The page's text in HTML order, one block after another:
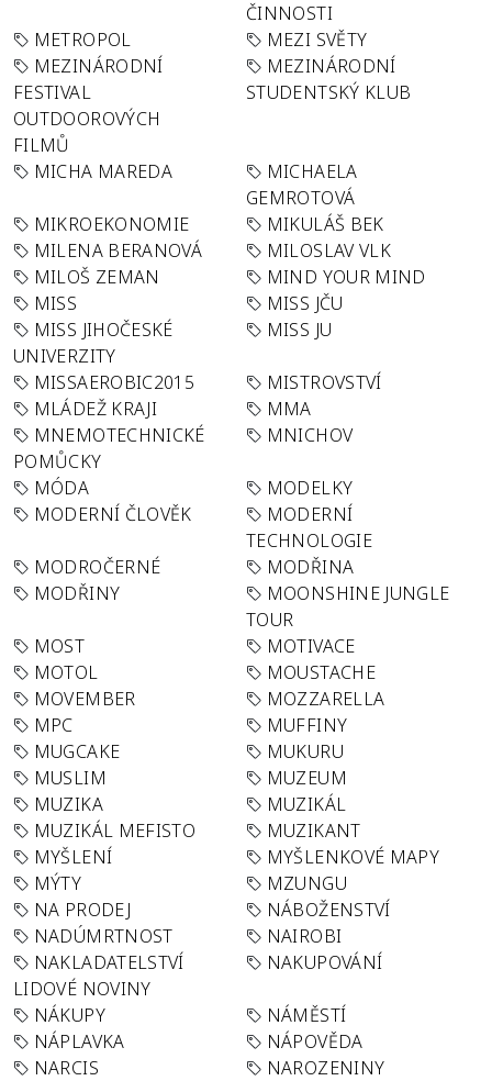
ČINNOSTI
METROPOL
MEZI SVĚTY
MEZINÁRODNÍ
FESTIVAL
OUTDOOROVÝCH
FILMŮ
MEZINÁRODNÍ
STUDENTSKÝ KLUB
MICHA MAREDA
MICHAELA
GEMROTOVÁ
MIKROEKONOMIE
MIKULÁŠ BEK
MILENA BERANOVÁ
MILOSLAV VLK
MILOŠ ZEMAN
MIND YOUR MIND
MISS
MISS JČU
MISS JIHOČESKÉ
UNIVERZITY
MISS JU
MISSAEROBIC2015
MISTROVSTVÍ
MLÁDEŽ KRAJI
MMA
MNEMOTECHNICKÉ
POMŮCKY
MNICHOV
MÓDA
MODELKY
MODERNÍ ČLOVĚK
MODERNÍ
TECHNOLOGIE
MODROČERNÉ
MODŘINA
MODŘINY
MOONSHINE JUNGLE
TOUR
MOST
MOTIVACE
MOTOL
MOUSTACHE
MOVEMBER
MOZZARELLA
MPC
MUFFINY
MUGCAKE
MUKURU
MUSLIM
MUZEUM
MUZIKA
MUZIKÁL
MUZIKÁL MEFISTO
MUZIKANT
MYŠLENÍ
MYŠLENKOVÉ MAPY
MÝTY
MZUNGU
NA PRODEJ
NÁBOŽENSTVÍ
NADÚMRTNOST
NAIROBI
NAKLADATELSTVÍ
LIDOVÉ NOVINY
NAKUPOVÁNÍ
NÁKUPY
NÁMĚSTÍ
NÁPLAVKA
NÁPOVĚDA
NARCIS
NAROZENINY